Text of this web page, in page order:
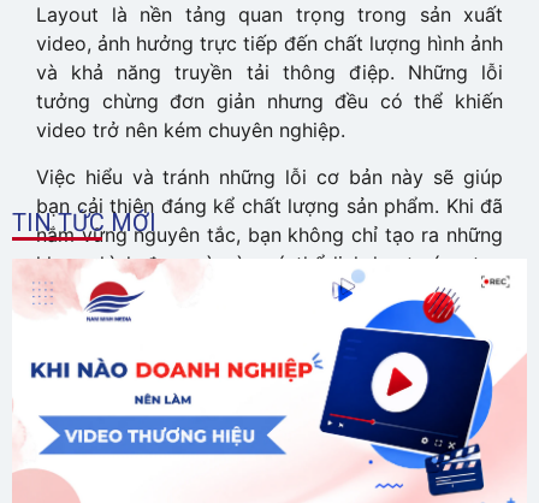
Layout là nền tảng quan trọng trong sản xuất
video, ảnh hưởng trực tiếp đến chất lượng hình ảnh
và khả năng truyền tải thông điệp. Những lỗi
tưởng chừng đơn giản nhưng đều có thể khiến
video trở nên kém chuyên nghiệp.
Việc hiểu và tránh những lỗi cơ bản này sẽ giúp
bạn cải thiện đáng kể chất lượng sản phẩm. Khi đã
nắm vững nguyên tắc, bạn không chỉ tạo ra những
khung hình đẹp mà còn có thể linh hoạt sáng tạo
để xây dựng phong cách riêng.
Lan Hương
GỬI ĐÁNH GIÁ CỦA BẠN
TIN TỨC MỚI